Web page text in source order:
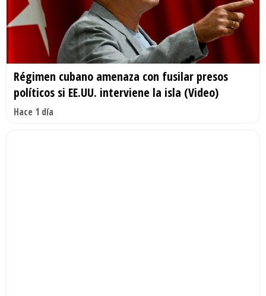
Régimen cubano amenaza con fusilar presos
políticos si EE.UU. interviene la isla (Video)
Hace 1 día